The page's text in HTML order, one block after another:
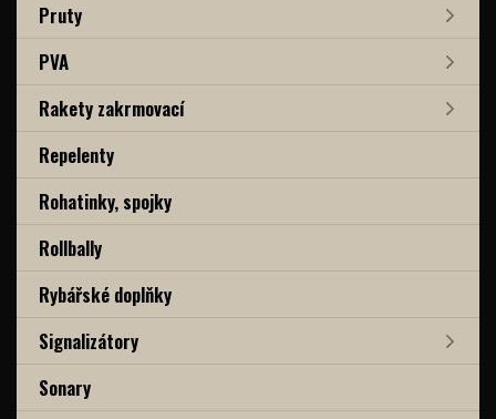
Pruty
PVA
Rakety zakrmovací
Repelenty
Rohatinky, spojky
Rollbally
Rybářské doplňky
Signalizátory
Sonary